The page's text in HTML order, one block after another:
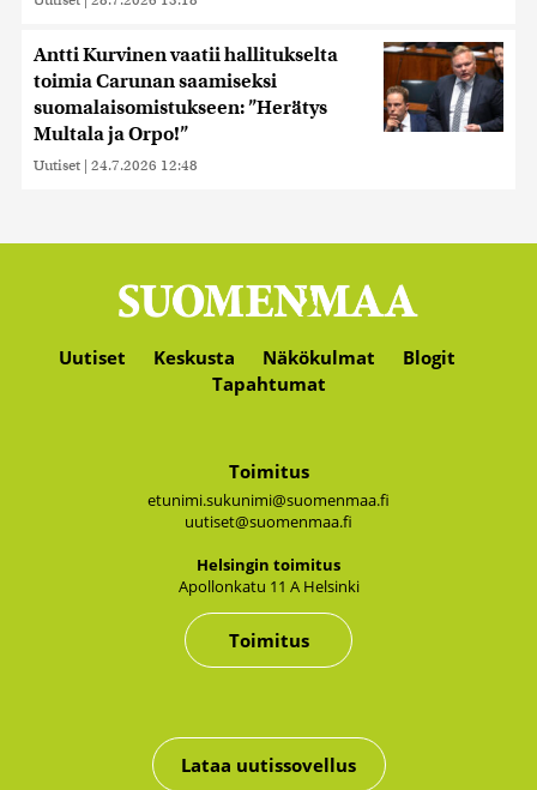
Antti Kurvinen vaatii hallitukselta
toimia Carunan saamiseksi
suomalaisomistukseen: ”Herätys
Multala ja Orpo!”
Uutiset | 24.7.2026 12:48
Uutiset Keskusta Näkökulmat
Blogit
Tapahtumat
Toimitus
etunimi.sukunimi@suomenmaa.fi
uutiset@suomenmaa.fi
Hel­sin­gin toi­mi­tus
Apol­lon­ka­tu 11 A Hel­sin­ki
Toimitus
Lataa uutissovellus